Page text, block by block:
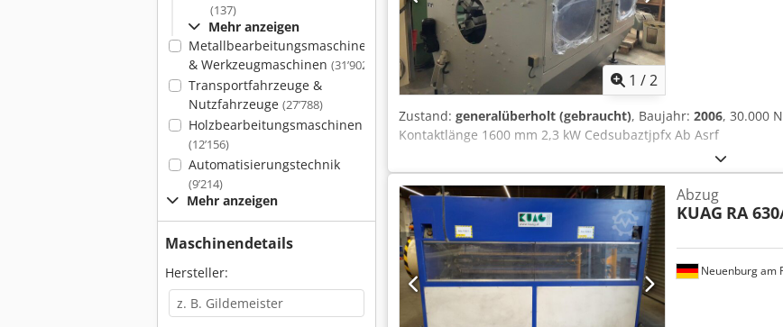
(137)
Mehr anzeigen
Metallbearbeitungsmaschinen
& Werkzeugmaschinen (31’902)
Transportfahrzeuge &
Nutzfahrzeuge (27’788)
Holzbearbeitungsmaschinen
(12’156)
Automatisierungstechnik
(9’214)
Mehr anzeigen
Maschinendetails
Hersteller:
1 /2
Zustand: generalüberholt (gebraucht), Baujahr: 2006, 30.000
Kontaktlänge 1600 mm 2,3 kW Cedsubaztjpfx Ab Asrf
Neuenburg am
Abzug
KUAG RA